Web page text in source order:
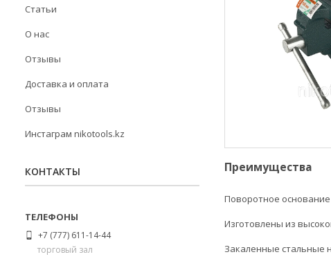
Преимущества
Поворотное
Изготовлены из
Закаленные стальные
Статьи
О нас
Отзывы
Доставка и оплата
Отзывы
Инстаграм nikotools.kz
КОНТАКТЫ
+7 (777) 611-14-44
торговый зал